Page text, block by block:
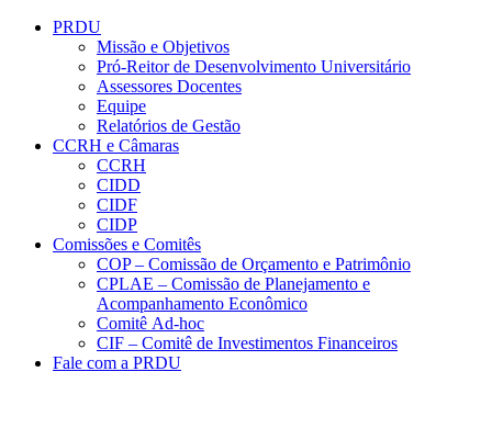
Conteúdo principal
PRDU
Missão e Objetivos
Pró-Reitor de Desenvolvimento Universitário
Assessores Docentes
Equipe
Relatórios de Gestão
CCRH e Câmaras
CCRH
CIDD
CIDF
CIDP
Comissões e Comitês
COP – Comissão de Orçamento e Patrimônio
CPLAE – Comissão de Planejamento e
Acompanhamento Econômico
Comitê Ad-hoc
CIF – Comitê de Investimentos Financeiros
Fale com a PRDU